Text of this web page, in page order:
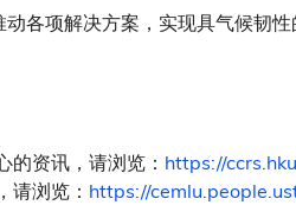
各项解决方案，实现具气候韧性
资讯，请浏览： https://
请浏览： https://